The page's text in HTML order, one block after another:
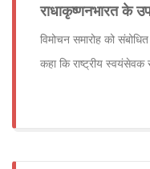
राधाकृष्णनभारत के
विमोचन समारोह को
कहा कि राष्ट्रीय